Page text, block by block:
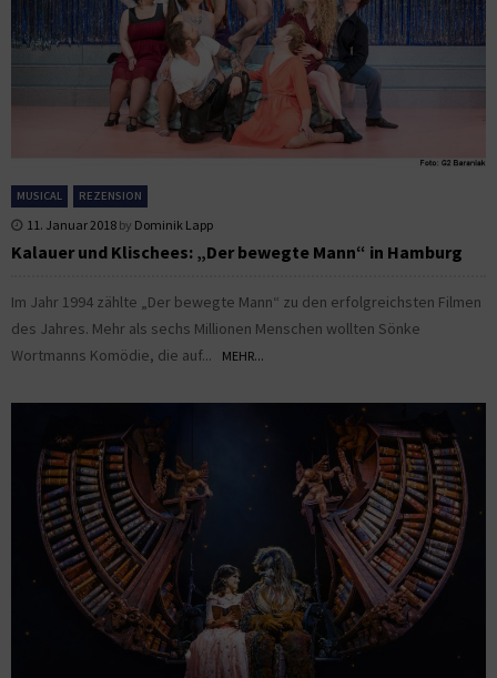
MUSICAL REZENSION
11. Januar 2018 by Dominik Lapp
Kalauer und Klischees: „Der bewegte Mann“ in Hamburg
Im Jahr 1994 zählte „Der bewegte Mann“ zu den erfolgreichsten Filmen
des Jahres. Mehr als sechs Millionen Menschen wollten Sönke
Wortmanns Komödie, die auf...
MEHR...